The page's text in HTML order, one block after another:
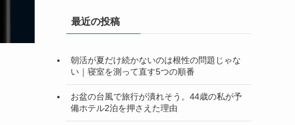
ー最近の投稿
朝活が夏だけ続かないのは根性の問題じゃな
い｜寝室を測って直す5つの順番
お盆の台風で旅行が潰れそう。44歳の私が予
備ホテル2泊を押さえた理由